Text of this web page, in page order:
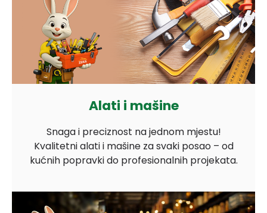
Alati i mašine
Snaga i preciznost na jednom mjestu!
Kvalitetni alati i mašine za svaki posao – od
kućnih popravki do profesionalnih projekata.